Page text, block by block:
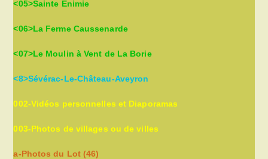
<05>Sainte Enimie
<06>La Ferme Caussenarde
<07>Le Moulin à Vent de La Borie
<8>Sévérac-Le-Château-Aveyron
002-Vidéos personnelles et Diaporamas
003-Photos de villages ou de villes
a-Photos du Lot (46)